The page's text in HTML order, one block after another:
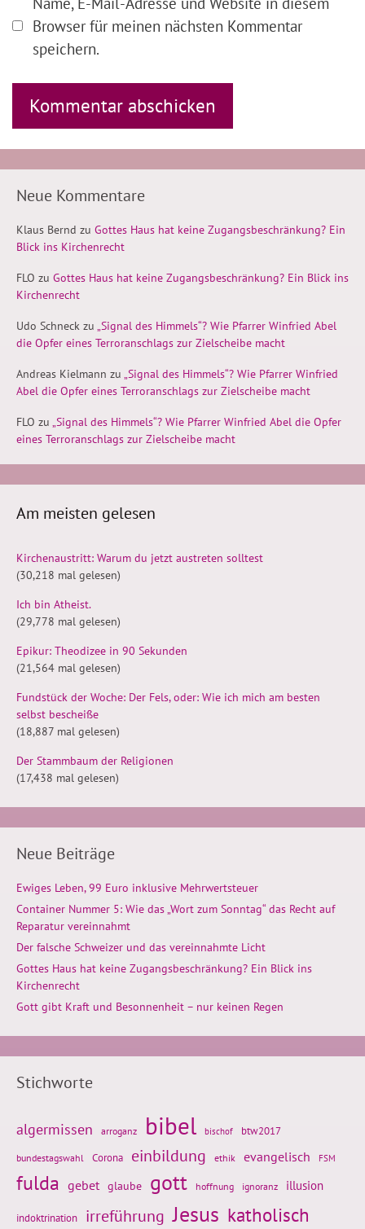
Browser für meinen nächsten Kommentar
speichern.
Neue Kommentare
Klaus Bernd zu Gottes Haus hat keine Zugangsbeschränkung? Ein
Blick ins Kirchenrecht
FLO zu Gottes Haus hat keine Zugangsbeschränkung? Ein Blick ins
Kirchenrecht
Udo Schneck zu „Signal des Himmels“? Wie Pfarrer Winfried Abel
die Opfer eines Terroranschlags zur Zielscheibe macht
Andreas Kielmann zu „Signal des Himmels“? Wie Pfarrer Winfried
Abel die Opfer eines Terroranschlags zur Zielscheibe macht
FLO zu „Signal des Himmels“? Wie Pfarrer Winfried Abel die Opfer
eines Terroranschlags zur Zielscheibe macht
Am meisten gelesen
Kirchenaustritt: Warum du jetzt austreten solltest
(30,218 mal gelesen)
Ich bin Atheist.
(29,778 mal gelesen)
Epikur: Theodizee in 90 Sekunden
(21,564 mal gelesen)
Fundstück der Woche: Der Fels, oder: Wie ich mich am besten
selbst bescheiße
(18,887 mal gelesen)
Der Stammbaum der Religionen
(17,438 mal gelesen)
Neue Beiträge
Ewiges Leben, 99 Euro inklusive Mehrwertsteuer
Container Nummer 5: Wie das „Wort zum Sonntag“ das Recht auf
Reparatur vereinnahmt
Der falsche Schweizer und das vereinnahmte Licht
Gottes Haus hat keine Zugangsbeschränkung? Ein Blick ins
Kirchenrecht
Gott gibt Kraft und Besonnenheit – nur keinen Regen
Stichworte
algermissen arroganz bibel bischof btw2017
bundestagswahl Corona einbildung ethik evangelisch FSM
fulda gebet glaube gott hoffnung ignoranz illusion
indoktrination irreführung Jesus katholisch